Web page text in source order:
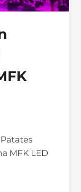
MFK LED